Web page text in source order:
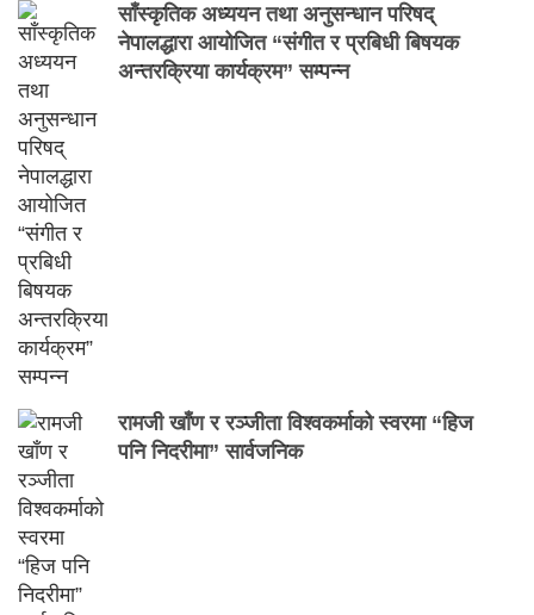
साँस्कृतिक अध्ययन तथा अनुसन्धान परिषद्
नेपालद्धारा आयोजित “संगीत र प्रबिधी बिषयक
अन्तरक्रिया कार्यक्रम” सम्पन्न
रामजी खाँण र रञ्जीता विश्वकर्माको स्वरमा “हिज
पनि निदरीमा” सार्वजनिक